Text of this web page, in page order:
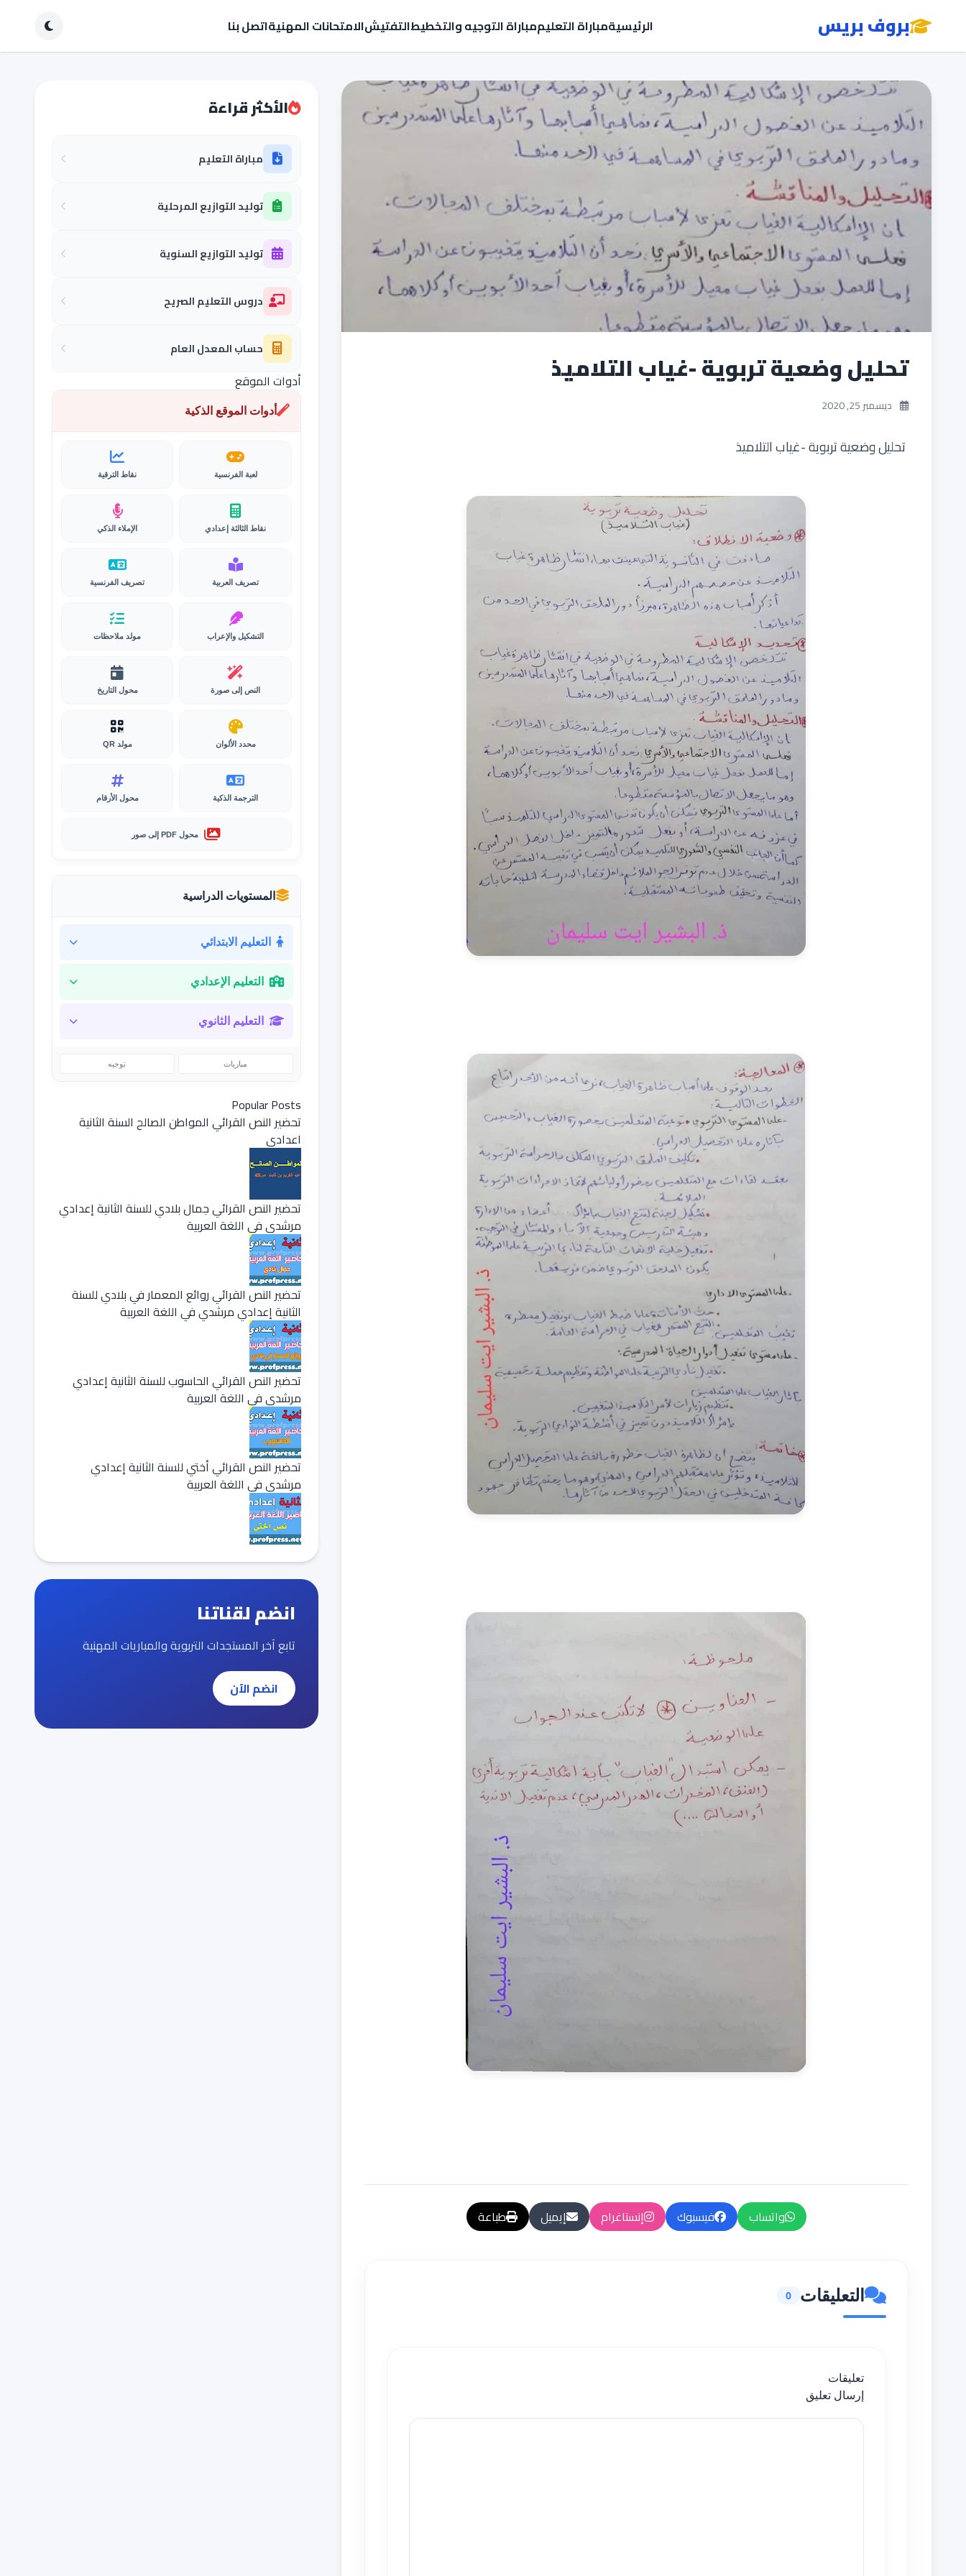
بروف بريس الرئيسيةمباراة التعليممباراة التوجيه والتخطيطالتفتيشالامتحانات المهنيةاتصل بنا
تحليل وضعية تربوية -غياب التلاميذ
ديسمبر 25, 2020
تحليل وضعية تربوية -غياب التلاميذ
واتساب فيسبوك إنستاغرام إيميل طباعة
التعليقات 0
تعليقات
إرسال تعليق
الأكثر قراءة
مباراة التعليم
توليد التوازيع المرحلية
توليد التوازيع السنوية
دروس التعليم الصريح
حساب المعدل العام
أدوات الموقع
أدوات الموقع الذكية
لعبة الفرنسية نقاط الترقية
نقاط الثالثة إعدادي الإملاء الذكي
تصريف العربية تصريف الفرنسية
التشكيل والإعراب مولد ملاحظات
النص إلى صورة محول التاريخ
محدد الألوان مولد QR
الترجمة الذكية محول الأرقام
محول PDF إلى صور
المستويات الدراسية
التعليم الابتدائي
التعليم الإعدادي
التعليم الثانوي
مباريات توجيه
Popular Posts
تحضير النص القرائي المواطن الصالح السنة الثانية
اعدادي
تحضير النص القرائي جمال بلادي للسنة الثانية إعدادي
مرشدي في اللغة العربية
تحضير النص القرائي روائع المعمار في بلادي للسنة
الثانية إعدادي مرشدي في اللغة العربية
تحضير النص القرائي الحاسوب للسنة الثانية إعدادي
مرشدي في اللغة العربية
تحضير النص القرائي أختي للسنة الثانية إعدادي
مرشدي في اللغة العربية
انضم لقناتنا
تابع آخر المستجدات التربوية والمباريات المهنية
انضم الآن